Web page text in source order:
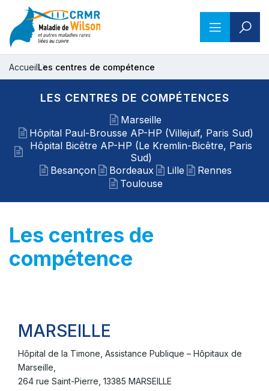
AccueilLes centres de compétence
LES CENTRES DE COMPÉTENCES
Marseille
Hôpital Paul-Brousse AP-HP (Villejuif, Paris Sud)
Hôpital Bicêtre AP-HP (Le Kremlin-Bicêtre, Paris
Sud)
Besançon
Bordeaux Lille
Rennes
Toulouse
Les centres de
compétence
MARSEILLE
Hôpital de la Timone, Assistance Publique – Hôpitaux de
Marseille,
264 rue Saint-Pierre, 13385 MARSEILLE